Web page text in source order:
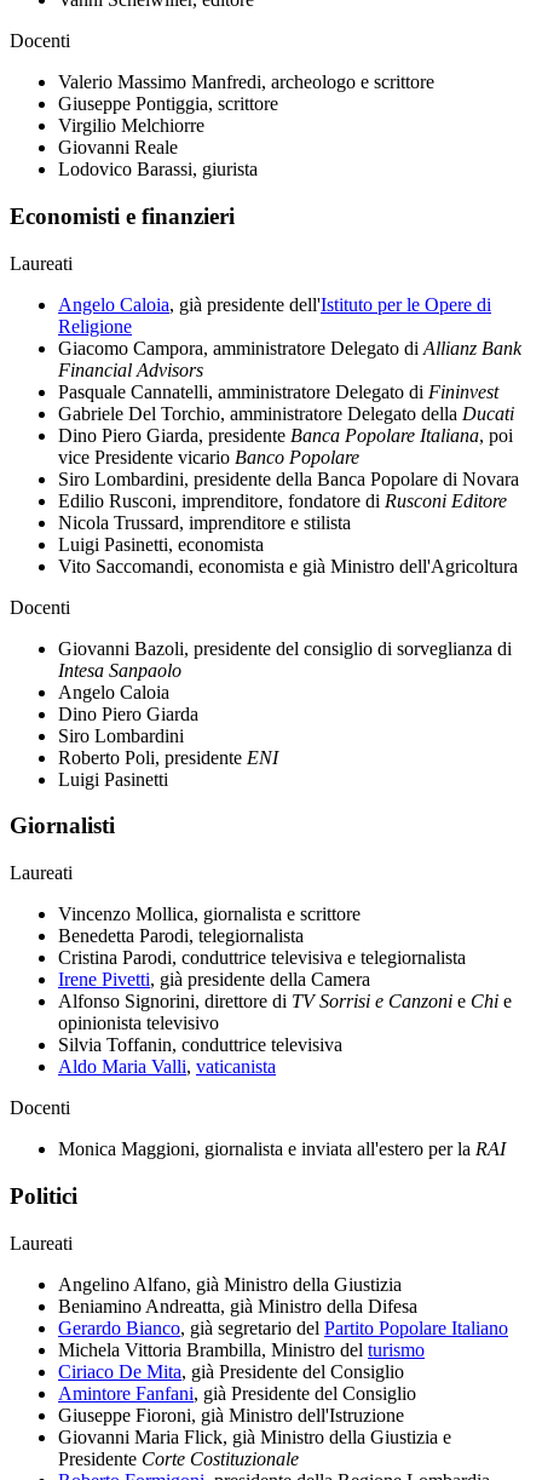
Docenti
Valerio Massimo Manfredi, archeologo e scrittore
Giuseppe Pontiggia, scrittore
Virgilio Melchiorre
Giovanni Reale
Lodovico Barassi, giurista
Economisti e finanzieri
Laureati
Angelo Caloia, già presidente dell'Istituto per le Opere di
Religione
Giacomo Campora, amministratore Delegato di Allianz Bank
Financial Advisors
Pasquale Cannatelli, amministratore Delegato di Fininvest
Gabriele Del Torchio, amministratore Delegato della Ducati
Dino Piero Giarda, presidente Banca Popolare Italiana, poi
vice Presidente vicario Banco Popolare
Siro Lombardini, presidente della Banca Popolare di Novara
Edilio Rusconi, imprenditore, fondatore di Rusconi Editore
Nicola Trussard, imprenditore e stilista
Luigi Pasinetti, economista
Vito Saccomandi, economista e già Ministro dell'Agricoltura
Docenti
Giovanni Bazoli, presidente del consiglio di sorveglianza di
Intesa Sanpaolo
Angelo Caloia
Dino Piero Giarda
Siro Lombardini
Roberto Poli, presidente ENI
Luigi Pasinetti
Giornalisti
Laureati
Vincenzo Mollica, giornalista e scrittore
Benedetta Parodi, telegiornalista
Cristina Parodi, conduttrice televisiva e telegiornalista
Irene Pivetti, già presidente della Camera
Alfonso Signorini, direttore di TV Sorrisi e Canzoni e Chi e
opinionista televisivo
Silvia Toffanin, conduttrice televisiva
Aldo Maria Valli, vaticanista
Docenti
Monica Maggioni, giornalista e inviata all'estero per la RAI
Politici
Laureati
Angelino Alfano, già Ministro della Giustizia
Beniamino Andreatta, già Ministro della Difesa
Gerardo Bianco, già segretario del Partito Popolare Italiano
Michela Vittoria Brambilla, Ministro del turismo
Ciriaco De Mita, già Presidente del Consiglio
Amintore Fanfani, già Presidente del Consiglio
Giuseppe Fioroni, già Ministro dell'Istruzione
Giovanni Maria Flick, già Ministro della Giustizia e
Presidente Corte Costituzionale